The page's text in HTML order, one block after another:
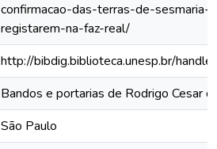
confirmacao-das-terras-de-sesmaria-
registarem-na-faz-real/
http://bibdig.biblioteca.unesp.br/
Bandos e portarias de Rodrigo Cesar
São Paulo